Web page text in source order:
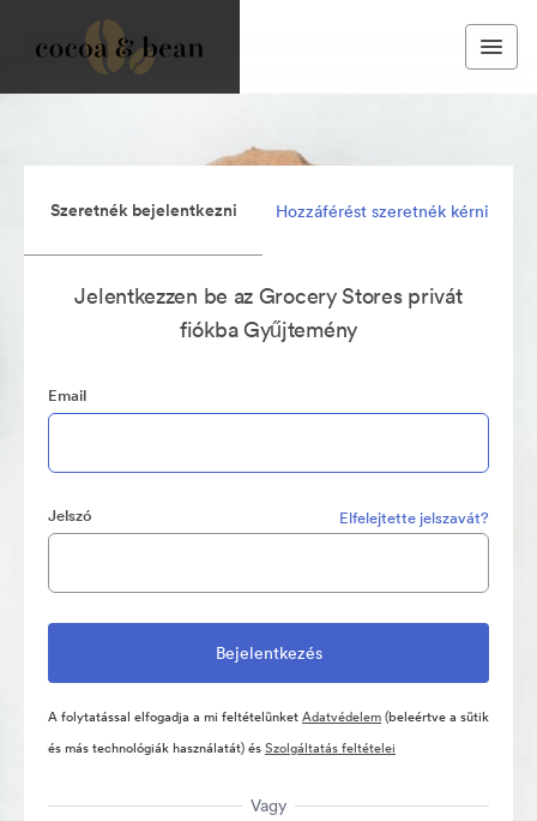
Szeretnék bejelentkezni Hozzáférést szeretnék kérni
Jelentkezzen be az Grocery Stores privát
fiókba Gyűjtemény
Email
Jelszó Elfelejtette jelszavát?
A folytatással elfogadja a mi feltételünketAdatvédelem(beleértve a sütik
és más technológiák használatát) ésSzolgáltatás feltételei
Vagy